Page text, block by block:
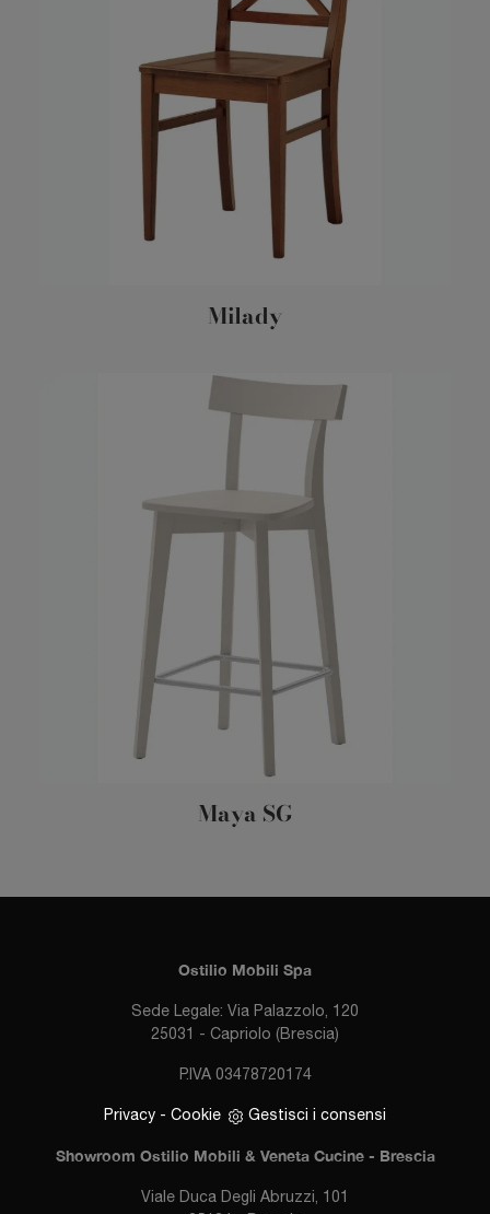
Milady
Maya SG
Ostilio Mobili Spa
Sede Legale: Via Palazzolo, 120
25031 - Capriolo (Brescia)
P.IVA 03478720174
Privacy - Cookie Gestisci i consensi
Showroom Ostilio Mobili & Veneta Cucine - Brescia
Viale Duca Degli Abruzzi, 101